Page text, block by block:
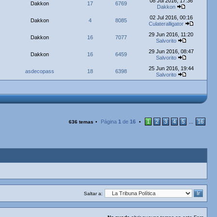
Dakkon 17 6769
Dakkon
Dakkon 4 8085
02 Jul 2016, 00:16
Culateralligator
Dakkon 16 7077
29 Jun 2016, 11:20
Salvorito
Dakkon 16 6459
29 Jun 2016, 08:47
Salvorito
asdecopass 18 6398
25 Jun 2016, 19:44
Salvorito
636 temas • Página 1 de 16 • 1 2 3 4 5 16
Saltar a: